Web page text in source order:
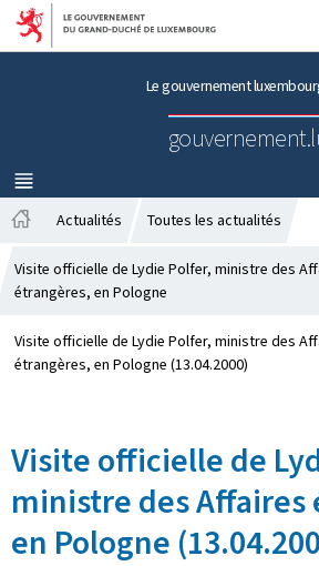
Aller au menu
Aller au contenu
Le gouvernement
MENU
PRINCIPAL
c
c
e
Actualités Toutes les actualités
Visite officielle de Lydie Polfer, ministre des
étrangères, en Pologne
Visite officielle de Lydie Polfer, ministre des
étrangères, en Pologne (13.04.2000)
Visite officielle de
ministre des Affaires
en Pologne